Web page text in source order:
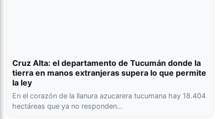
Cruz Alta: el departamento de Tucumán donde la
tierra en manos extranjeras supera lo que permite
la ley
En el corazón de la llanura azucarera tucumana hay 18.404
hectáreas que ya no responden…